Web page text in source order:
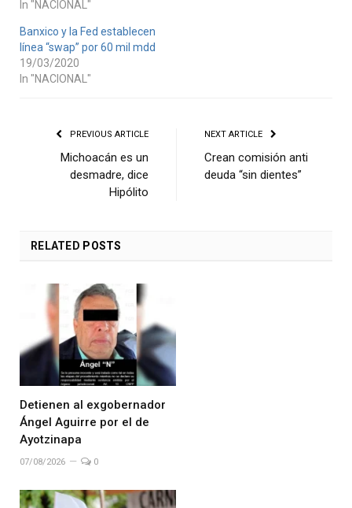
In "NACIONAL"
Banxico y la Fed establecen
línea “swap” por 60 mil mdd
19/03/2020
In "NACIONAL"
PREVIOUS ARTICLE
Michoacán es un
desmadre, dice
Hipólito
NEXT ARTICLE
Crean comisión anti
deuda “sin dientes”
RELATED POSTS
Detienen al exgobernador
Ángel Aguirre por el de
Ayotzinapa
07/08/2026 0